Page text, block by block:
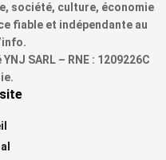
société, culture, économie
fiable et indépendante au
SARL – RNE : 1209226C